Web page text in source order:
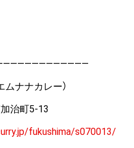
ムナナカレー）
加治町5-13
fukushima/s070013/